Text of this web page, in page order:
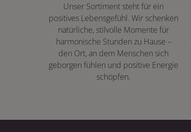
Unser Sortiment steht für ein
positives Lebensgefühl. Wir schenken
natürliche, stilvolle Momente für
harmonische Stunden zu Hause –
den Ort, an dem Menschen sich
geborgen fühlen und positive Energie
schöpfen.